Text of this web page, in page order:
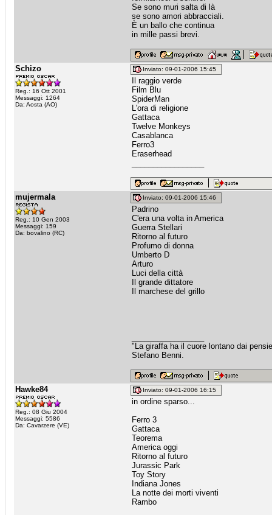
Se sono muri salta di là
se sono amori abbracciali.
È un ballo che continua
in mille passi brevi.
Schizo
Reg.: 16 Ott 2001
Messaggi: 1264
Da: Aosta (AO)
Inviato: 09-01-2006 15:45
Il raggio verde
Film Blu
SpiderMan
L'ora di religione
Gattaca
Twelve Monkeys
Casablanca
Ferro3
Eraserhead
mujermala
Reg.: 10 Gen 2003
Messaggi: 159
Da: bovalino (RC)
Inviato: 09-01-2006 15:46
Padrino
C'era una volta in America
Guerra Stellari
Ritorno al futuro
Profumo di donna
Umberto D
Arturo
Luci della città
Il grande dittatore
Il marchese del grillo
"La giraffa ha il cuore lontano dai
Stefano Benni.
Hawke84
Reg.: 08 Giu 2004
Messaggi: 5586
Da: Cavarzere (VE)
Inviato: 09-01-2006 16:15
in ordine sparso...
Ferro 3
Gattaca
Teorema
America oggi
Ritorno al futuro
Jurassic Park
Toy Story
Indiana Jones
La notte dei morti viventi
Rambo